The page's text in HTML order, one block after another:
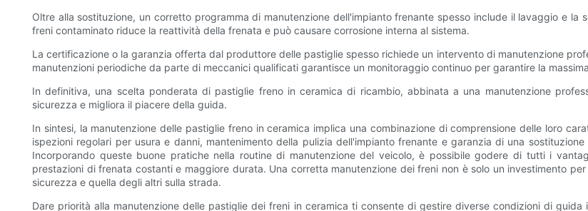
Oltre alla sostituzione, un corretto programma di manutenzione dell'impianto frenante spesso include il lavaggio e
freni contaminato riduce la reattività della frenata e può causare corrosione interna al sistema.
La certificazione o la garanzia offerta dal produttore delle pastiglie spesso richiede un intervento di manutenzione
manutenzioni periodiche da parte di meccanici qualificati garantisce un monitoraggio continuo per garantire la
In definitiva, una scelta ponderata di pastiglie freno in ceramica di ricambio, abbinata a una manutenzione
sicurezza e migliora il piacere della guida.
In sintesi, la manutenzione delle pastiglie freno in ceramica implica una combinazione di comprensione delle loro
ispezioni regolari per usura e danni, mantenimento della pulizia dell'impianto frenante e garanzia di una
Incorporando queste buone pratiche nella routine di manutenzione del veicolo, è possibile godere di tutti i
prestazioni di frenata costanti e maggiore durata. Una corretta manutenzione dei freni non è solo un investimento
sicurezza e quella degli altri sulla strada.
Dare priorità alla manutenzione delle pastiglie dei freni in ceramica ti consente di gestire diverse condizioni di